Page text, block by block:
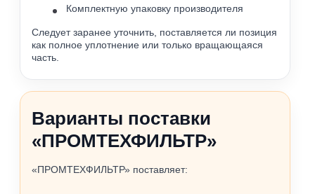
Комплектную упаковку производителя
Следует заранее уточнить, поставляется ли позиция
как полное уплотнение или только вращающаяся
часть.
Варианты поставки
«ПРОМТЕХФИЛЬТР»
«ПРОМТЕХФИЛЬТР» поставляет: